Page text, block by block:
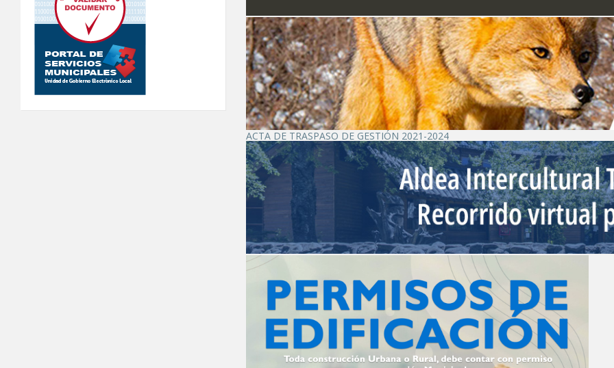
ACTA DE TRASPASO DE GESTIÓN 2021-2024